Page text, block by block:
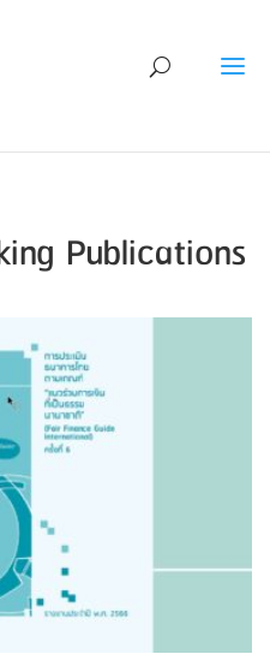
Publications